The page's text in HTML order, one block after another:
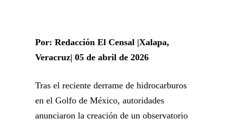
Por: Redacción El Censal |Xalapa,
Veracruz| 05 de abril de 2026
Tras el reciente derrame de hidrocarburos
en el Golfo de México, autoridades
anunciaron la creación de un observatorio